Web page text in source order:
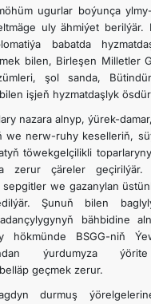
ugurlar boýunça
uly ähmiýet berilýär.
babatda
bilen, Birleşen Milletler
şol sanda,
işjeň hyzmatdaşlyk
nazara alnyp, ýürek-
we nerw-ruhy keselleriň,
töwekgelçilikli
zerur çäreler
we gazanylan
Şunuň bilen
bähbidine
hökmünde BSGG-niň
ýurdumyza
geçmek zerur.
durmuş